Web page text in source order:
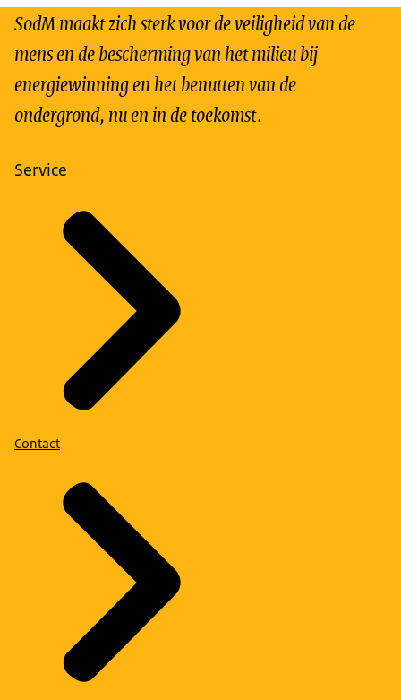
SodM maakt zich sterk voor de veiligheid van de
mens en de bescherming van het milieu bij
energiewinning en het benutten van de
ondergrond, nu en in de toekomst.
Service
Contact